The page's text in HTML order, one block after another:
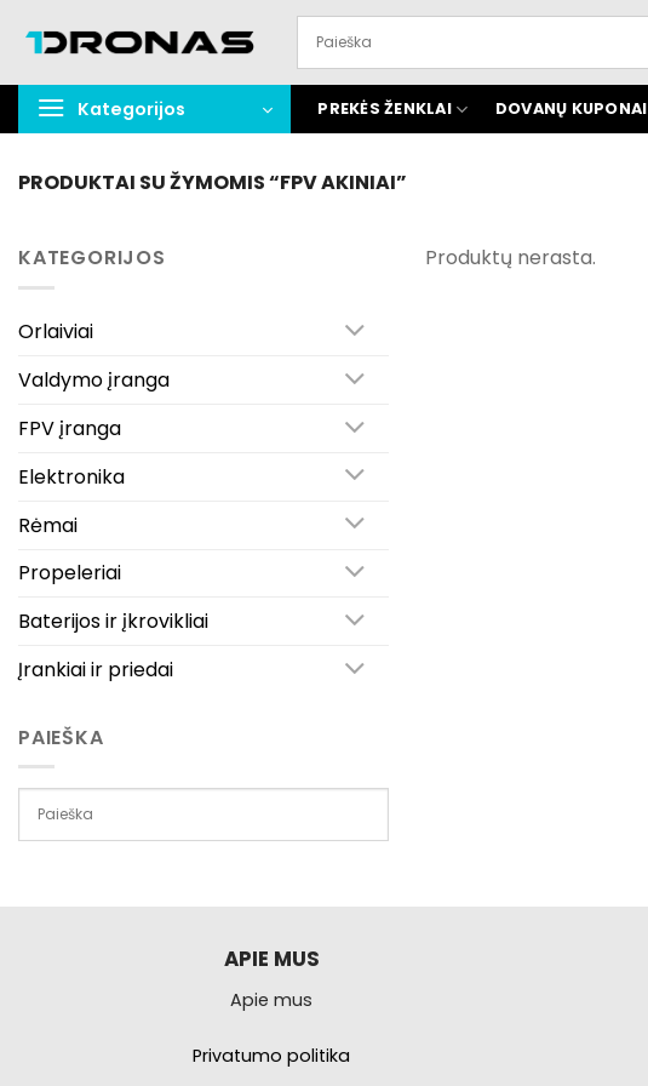
turinį
Kategorijos PREKĖS ŽENKLAI DOVANŲ KUPONAI
PRODUKTAI SU ŽYMOMIS “FPV AKINIAI”
KATEGORIJOS
Orlaiviai
Valdymo įranga
FPV įranga
Elektronika
Rėmai
Propeleriai
Baterijos ir įkrovikliai
Įrankiai ir priedai
PAIEŠKA
Produktų nerasta.
APIE MUS
Apie mus
Privatumo politika